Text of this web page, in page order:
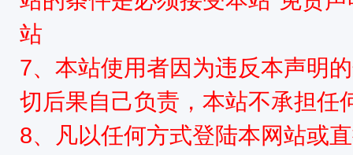
站
7、本站使用者因为违反本声明
切后果自己负责，本站不承担任
8、凡以任何方式登陆本网站或